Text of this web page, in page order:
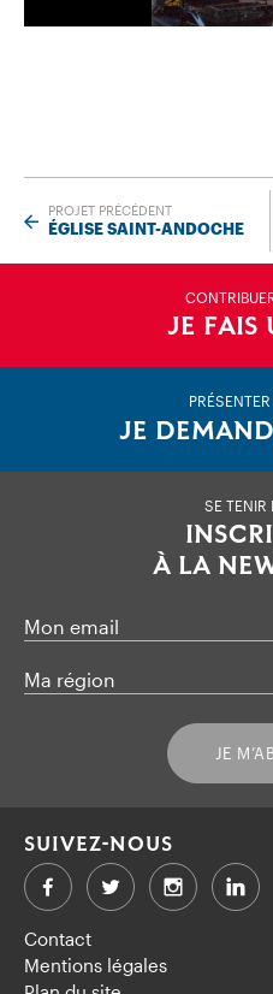
PROJET PRÉCÉDENT
ÉGLISE SAINT-ANDOCHE
JE FAIS
JE
SE TENIR
À LA
Mon email
Ma région
JE
Contact
Mentions légales
SUIVEZ-NOUS
FacebookTwitter